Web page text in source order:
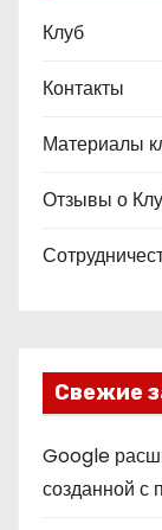
Клуб
Контакты
Материалы
Отзывы о
Свежие
Google
созданной с